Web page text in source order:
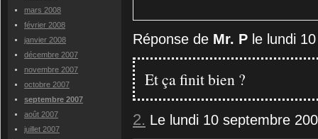
mars 2008
février 2008
janvier 2008
décembre 2007
novembre 2007
octobre 2007
septembre 2007
août 2007
juillet 2007
Réponse de Mr. P le lundi
Et ça finit bien ?
2. Le lundi 10 septembre